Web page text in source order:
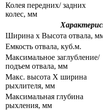
Колея передних/ задних
колес, мм
Ширина х Высота отвала,
Емкость отвала, куб.м.
Максимальное заглубление/
подъем отвала, мм
Макс. высота X ширина
рыхлителя, мм
Максимальная глубина
рыхления, мм